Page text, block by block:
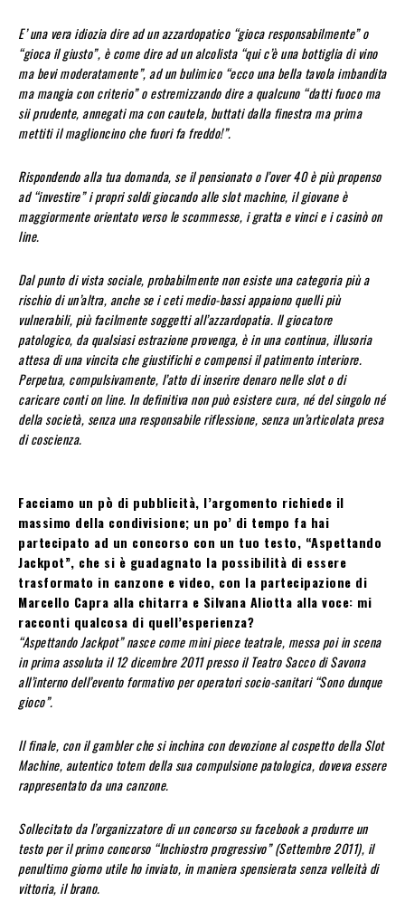
E’ una vera idiozia dire ad un azzardopatico “gioca responsabilmente” o
“gioca il giusto”, è come dire ad un alcolista “qui c’è una bottiglia di vino
ma bevi moderatamente”, ad un bulimico “ecco una bella tavola imbandita
ma mangia con criterio” o estremizzando dire a qualcuno “datti fuoco ma
sii prudente, annegati ma con cautela, buttati dalla finestra ma prima
mettiti il maglioncino che fuori fa freddo!”.
Rispondendo alla tua domanda, se il pensionato o l’over 40 è più propenso
ad “investire” i propri soldi giocando alle slot machine, il giovane è
maggiormente orientato verso le scommesse, i gratta e vinci e i casinò on
line.
Dal punto di vista sociale, probabilmente non esiste una categoria più a
rischio di un’altra, anche se i ceti medio-bassi appaiono quelli più
vulnerabili, più facilmente soggetti all’azzardopatia. Il giocatore
patologico, da qualsiasi estrazione provenga, è in una continua, illusoria
attesa di una vincita che giustifichi e compensi il patimento interiore.
Perpetua, compulsivamente, l’atto di inserire denaro nelle slot o di
caricare conti on line. In definitiva non può esistere cura, né del singolo né
della società, senza una responsabile riflessione, senza un’articolata presa
di coscienza.
Facciamo un pò di pubblicità, l’argomento richiede il
massimo della condivisione; un po’ di tempo fa hai
partecipato ad un concorso con un tuo testo, “Aspettando
Jackpot”, che si è guadagnato la possibilità di essere
trasformato in canzone e video, con la partecipazione di
Marcello Capra alla chitarra e Silvana Aliotta alla voce: mi
racconti qualcosa di quell’esperienza?
“Aspettando Jackpot” nasce come mini piece teatrale, messa poi in scena
in prima assoluta il 12 dicembre 2011 presso il Teatro Sacco di Savona
all’interno dell’evento formativo per operatori socio-sanitari “Sono dunque
gioco”.
Il finale, con il gambler che si inchina con devozione al cospetto della Slot
Machine, autentico totem della sua compulsione patologica, doveva essere
rappresentato da una canzone.
Sollecitato da l’organizzatore di un concorso su facebook a produrre un
testo per il primo concorso “Inchiostro progressivo” (Settembre 2011), il
penultimo giorno utile ho inviato, in maniera spensierata senza velleità di
vittoria, il brano.